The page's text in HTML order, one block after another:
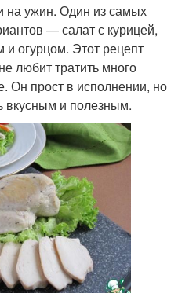
на ужин. Один из самых
— салат с курицей,
огурцом. Этот рецепт
любит тратить много
Он прост в исполнении, но
вкусным и полезным.